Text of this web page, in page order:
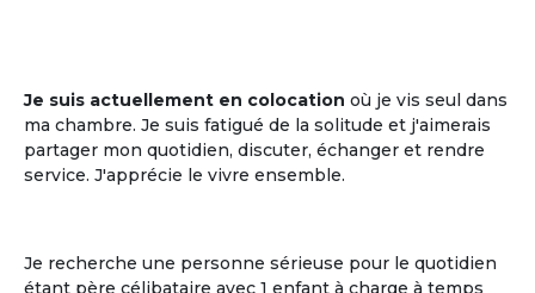
Je suis actuellement en colocation où je vis seul dans
ma chambre. Je suis fatigué de la solitude et j'aimerais
partager mon quotidien, discuter, échanger et rendre
service. J'apprécie le vivre ensemble.
Je recherche une personne sérieuse pour le quotidien
étant père célibataire avec 1 enfant à charge à temps